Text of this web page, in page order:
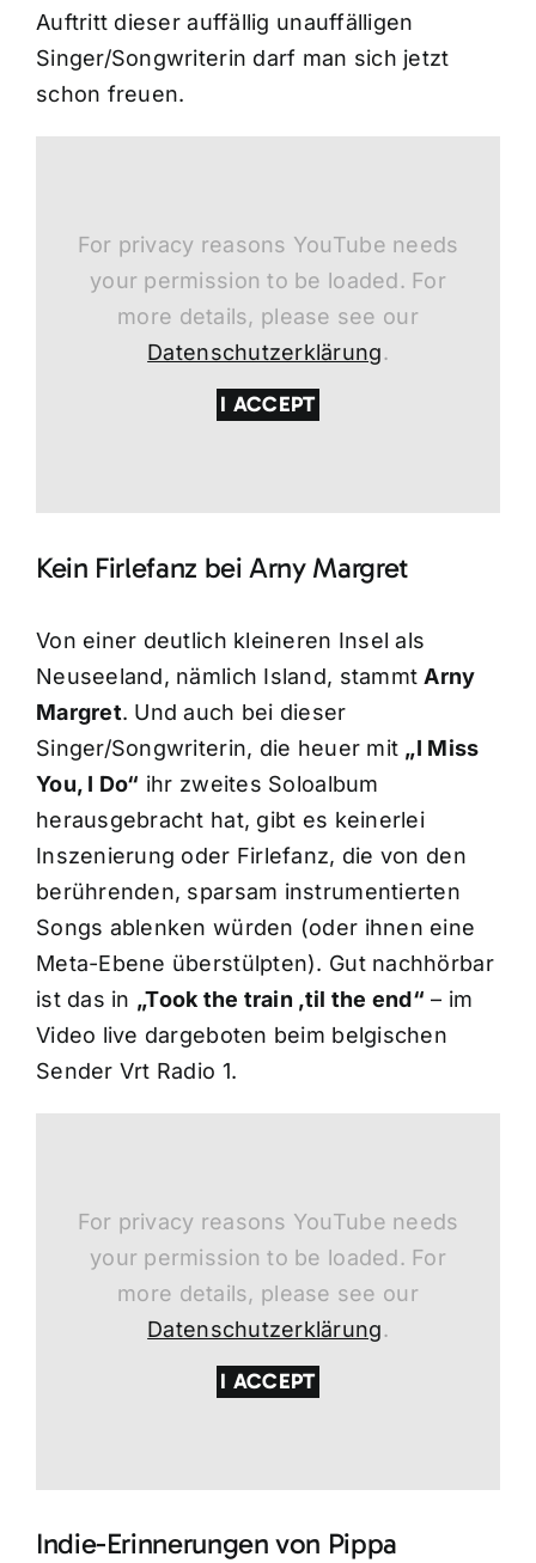
Auftritt dieser auffällig unauffälligen
Singer/Songwriterin darf man sich jetzt
schon freuen.
For privacy reasons YouTube needs
your permission to be loaded. For
more details, please see our
Datenschutzerklärung.
I ACCEPT
Kein Firlefanz bei Arny Margret
Von einer deutlich kleineren Insel als
Neuseeland, nämlich Island, stammt Arny
Margret. Und auch bei dieser
Singer/Songwriterin, die heuer mit „I Miss
You, I Do“ ihr zweites Soloalbum
herausgebracht hat, gibt es keinerlei
Inszenierung oder Firlefanz, die von den
berührenden, sparsam instrumentierten
Songs ablenken würden (oder ihnen eine
Meta-Ebene überstülpten). Gut nachhörbar
ist das in „Took the train ‚til the end“ – im
Video live dargeboten beim belgischen
Sender Vrt Radio 1.
For privacy reasons YouTube needs
your permission to be loaded. For
more details, please see our
Datenschutzerklärung.
I ACCEPT
Indie-Erinnerungen von Pippa